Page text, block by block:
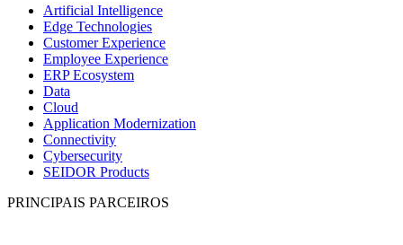
Artificial Intelligence
Edge Technologies
Customer Experience
Employee Experience
ERP Ecosystem
Data
Cloud
Application Modernization
Connectivity
Cybersecurity
SEIDOR Products
PRINCIPAIS PARCEIROS